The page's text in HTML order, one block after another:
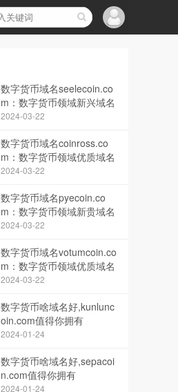
数字货币域名seelecoin.co
m：数字货币领域新兴域名
的价值解析
2024-03-22
数字货币域名coinross.co
m：数字货币领域优质域名
解析与价值探讨
2024-03-22
数字货币域名pyecoin.co
m：数字货币领域新贵域名
解析与价值探索
2024-03-22
数字货币域名votumcoin.co
m：数字货币领域优质域名
解读与价值展望
2024-03-22
数字货币啥域名好,kunlunc
oin.com值得你拥有
2024-01-24
数字货币啥域名好,sepacoi
n.com值得你拥有
2024-01-24